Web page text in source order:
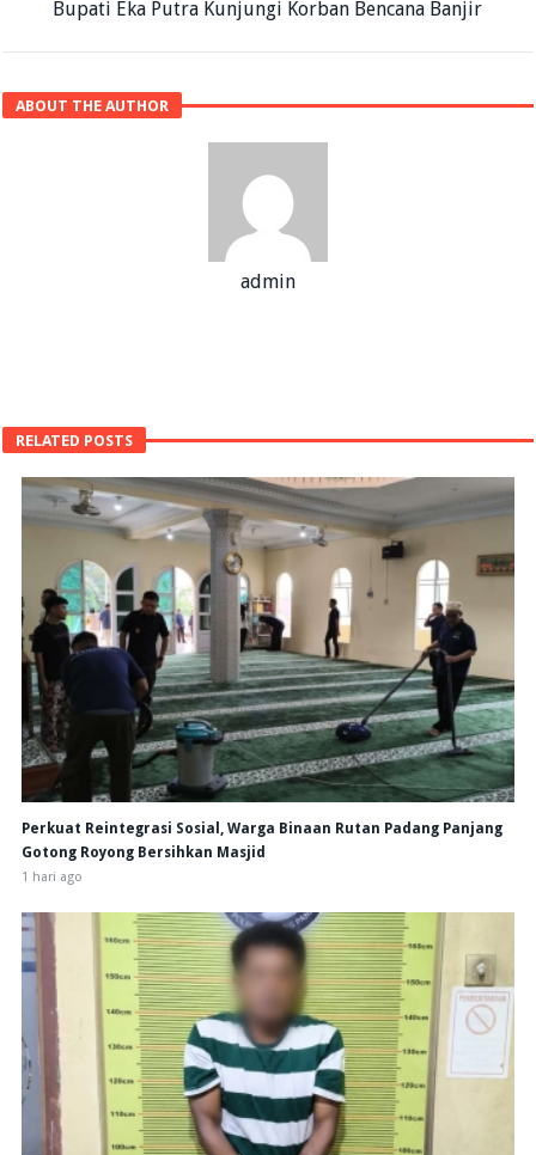
Bupati Eka Putra Kunjungi Korban Bencana Banjir
ABOUT THE AUTHOR
admin
RELATED POSTS
Perkuat Reintegrasi Sosial, Warga Binaan Rutan Padang Panjang
Gotong Royong Bersihkan Masjid
1 hari ago